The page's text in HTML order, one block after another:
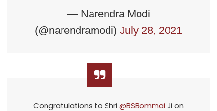
— Narendra Modi
(@narendramodi) July 28, 2021
Congratulations to Shri @BSBommaiJi on